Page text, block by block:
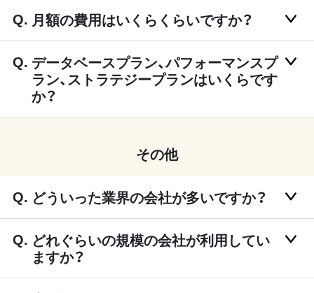
月額の費用はいくらくらいですか？
データベースプラン、パフォーマンスプ
ラン、ストラテジープランはいくらです
か？
その他
どういった業界の会社が多いですか？
どれぐらいの規模の会社が利用してい
ますか？